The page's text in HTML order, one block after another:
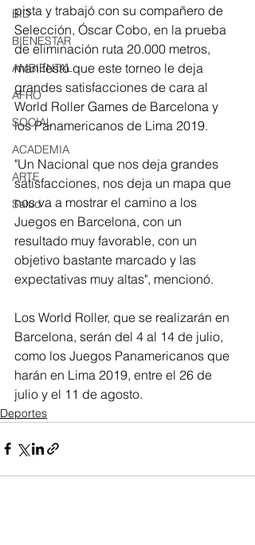
BID
BIENESTAR
AMBIENTAL
AFRO
SOCIAL
ACADEMIA
ARTE
Salud
pista y trabajó con su compañero de
Selección, Óscar Cobo, en la prueba
de eliminación ruta 20.000 metros,
manifestó que este torneo le deja
grandes satisfacciones de cara al
World Roller Games de Barcelona y
los Panamericanos de Lima 2019.
"Un Nacional que nos deja grandes
satisfacciones, nos deja un mapa que
nos va a mostrar el camino a los
Juegos en Barcelona, con un
resultado muy favorable, con un
objetivo bastante marcado y las
expectativas muy altas", mencionó.
Los World Roller, que se realizarán en
Barcelona, serán del 4 al 14 de julio,
como los Juegos Panamericanos que
harán en Lima 2019, entre el 26 de
julio y el 11 de agosto.
Deportes